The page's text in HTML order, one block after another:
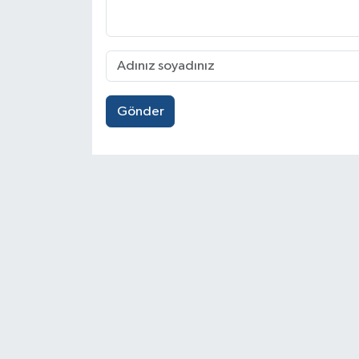
Gönder